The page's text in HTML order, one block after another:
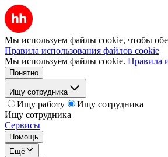
Мы используем файлы cookie, чтобы
Правила использования файлов cookie
Мы используем файлы cookie. Правила
Понятно
Ищу сотрудника
Ищу работу
Ищу сотрудника
Ищу сотрудника
Сервисы
Помощь
Ещё